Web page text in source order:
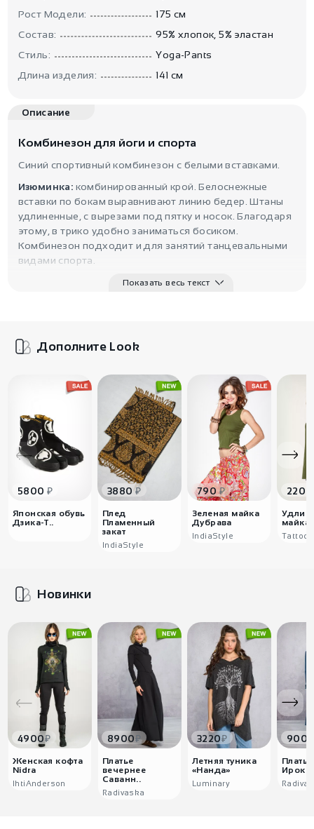
Рост Модели:
175 см
Состав:
95% хлопок, 5% эластан
Стиль:
Yoga-Pants
Длина изделия:
141 см
Описание
Комбинезон для йоги и спорта
Синий спортивный комбинезон с белыми вставками.
Изюминка: комбинированный крой. Белоснежные
вставки по бокам выравнивают линию бедер. Штаны
удлиненные, с вырезами под пятку и носок. Благодаря
этому, в трико удобно заниматься босиком.
Комбинезон подходит и для занятий танцевальными
видами спорта.
Показать весь текст
Дополните Look
5800 ₽
Японская обувь
Дзика-Т..
3880 ₽
Плед
Пламенный
закат
IndiaStyle
790₽
Зеленая майка
Дубрава
IndiaStyle
2200
майка
Новинки
4900₽
Женская кофта
Nidra
IhtiAnderson
8900₽
Платье
вечернее
Саванн..
Radivaska
3220₽
Летняя туника
«Нанда»
Luminary
Ироко